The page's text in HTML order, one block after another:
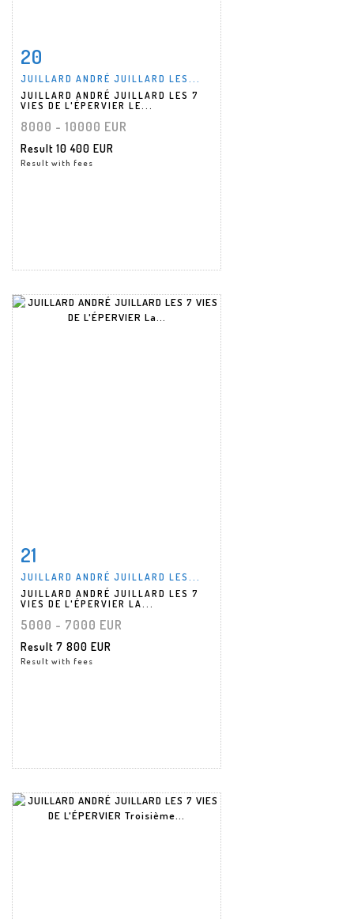
20
JUILLARD ANDRÉ JUILLARD LES...
JUILLARD ANDRÉ JUILLARD LES 7
VIES DE L'ÉPERVIER LE...
8000 - 10000 EUR
Result 10 400 EUR
Result with fees
21
JUILLARD ANDRÉ JUILLARD LES...
JUILLARD ANDRÉ JUILLARD LES 7
VIES DE L'ÉPERVIER LA...
5000 - 7000 EUR
Result 7 800 EUR
Result with fees